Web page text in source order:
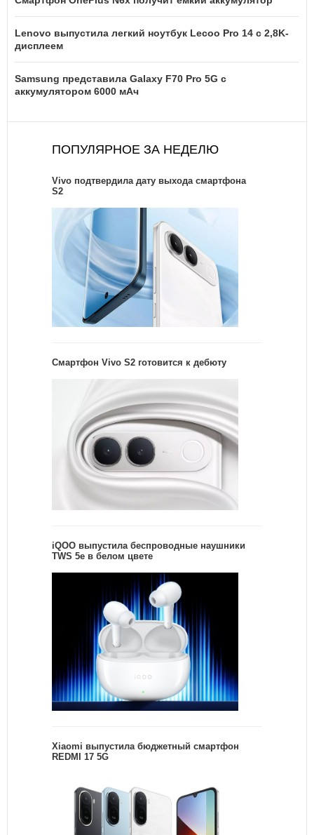
Lenovo выпустила легкий ноутбук Lecoo Pro 14 с 2,8K-
дисплеем
Samsung представила Galaxy F70 Pro 5G с
аккумулятором 6000 мАч
ПОПУЛЯРНОЕ ЗА НЕДЕЛЮ
Vivo подтвердила дату выхода смартфона
S2
Смартфон Vivo S2 готовится к дебюту
iQOO выпустила беспроводные наушники
TWS 5e в белом цвете
Xiaomi выпустила бюджетный смартфон
REDMI 17 5G